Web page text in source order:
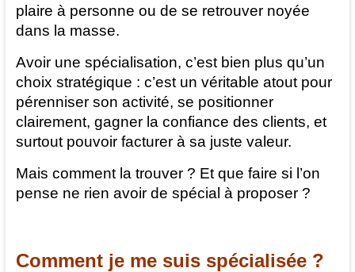
plaire à personne ou de se retrouver noyée
dans la masse.
Avoir une spécialisation, c’est bien plus qu’un
choix stratégique : c’est un véritable atout pour
pérenniser son activité, se positionner
clairement, gagner la confiance des clients, et
surtout pouvoir facturer à sa juste valeur.
Mais comment la trouver ? Et que faire si l’on
pense ne rien avoir de spécial à proposer ?
Comment je me suis spécialisée ?